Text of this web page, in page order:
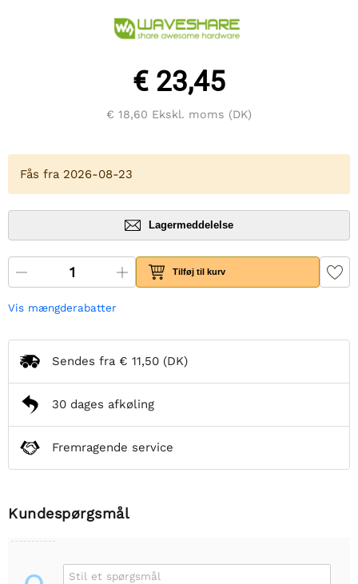
€ 23,45
€ 18,60 Ekskl. moms (DK)
Fås fra 2026-08-23
Lagermeddelelse
Tilføj til kurv
Vis mængderabatter
Sendes fra € 11,50 (DK)
30 dages afkøling
Fremragende service
Kundespørgsmål
Stil et spørgsmål